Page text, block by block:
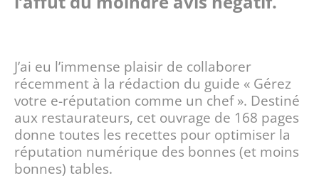
J’ai eu l’immense plaisir de collaborer
récemment à la rédaction du guide « Gérez
votre e-réputation comme un chef ». Destiné
aux restaurateurs, cet ouvrage de 168 pages
donne toutes les recettes pour optimiser la
réputation numérique des bonnes (et moins
bonnes) tables.